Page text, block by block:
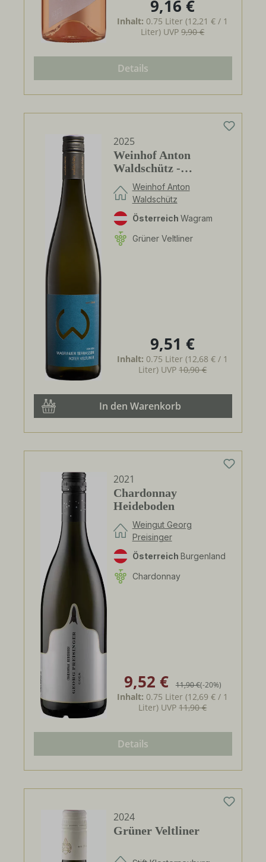
Regulärer Preis:
9,16 €
Inhalt: 0.75 Liter(12,21 € / 1
Liter) UVP9,90 €
Details
2025
Weinhof Anton
Waldschütz -
Wagramer Terrassen
Roter Veltliner DAC
Weinhof Anton
Waldschütz
Österreich Wagram
Grüner Veltliner
Regulärer Preis:
9,51 €
Inhalt: 0.75 Liter(12,68 € / 1
Liter) UVP10,90 €
In den Warenkorb
2021
Chardonnay
Heideboden
Weingut Georg
Preisinger
Österreich Burgenland
Chardonnay
Verkaufspreis:
9,52 € Regulärer Preis:
11,90 €(-20%)
Inhalt: 0.75 Liter(12,69 € / 1
Liter) UVP11,90 €
Details
2024
Grüner Veltliner